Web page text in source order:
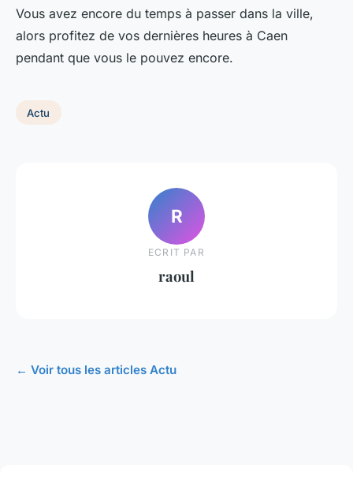
Vous avez encore du temps à passer dans la ville,
alors profitez de vos dernières heures à Caen
pendant que vous le pouvez encore.
Actu
R
ECRIT PAR
raoul
← Voir tous les articles Actu